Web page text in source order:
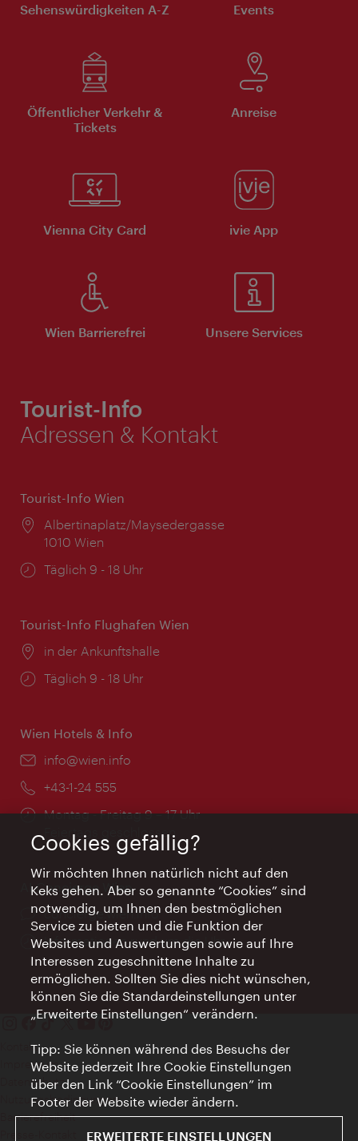
Sehenswürdigkeiten A-Z Events
Öffentlicher Verkehr &
Tickets
Anreise
Vienna City Card ivie App
Wien Barrierefrei Unsere Services
Tourist-Info
Adressen & Kontakt
Tourist-Info Wien
Ort:
Albertinaplatz/Maysedergasse
1010 Wien
Öffnungszeiten:
Täglich 9 - 18 Uhr
Tourist-Info Flughafen Wien
Ort:
in der Ankunftshalle
Öffnungszeiten:
Täglich 9 - 18 Uhr
Wien Hotels & Info
Email:
info@wien.info
Telefon:
+43-1-24 555
Öffnungszeiten:
Montag - Freitag 9 – 17 Uhr
Feiertags geschlossen
AI Concierge Wien
Ort:
concierge.wien.info
Öffnungszeiten:
Informationen rund um die Uhr
Kontakt
Impressum
Datenschutz
Nutzungsbedingungen
Barrierefreiheit
Cookies gefällig?
Wir möchten Ihnen natürlich nicht auf den
Keks gehen. Aber so genannte “Cookies” sind
notwendig, um Ihnen den bestmöglichen
Service zu bieten und die Funktion der
Websites und Auswertungen sowie auf Ihre
Interessen zugeschnittene Inhalte zu
ermöglichen. Sollten Sie dies nicht wünschen,
können Sie die Standardeinstellungen unter
„Erweiterte Einstellungen“ verändern.
Tipp: Sie können während des Besuchs der
Website jederzeit Ihre Cookie Einstellungen
über den Link “Cookie Einstellungen” im
Footer der Website wieder ändern.
ERWEITERTE EINSTELLUNGEN